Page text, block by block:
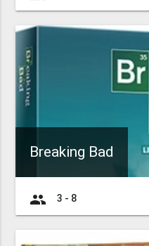
Breaking Bad
group 3 - 8